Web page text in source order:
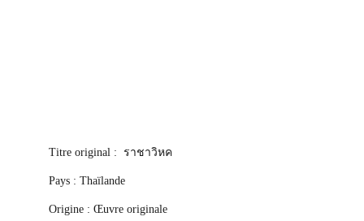
Titre original : ราชาวิหค
Pays : Thaïlande
Origine : Œuvre originale